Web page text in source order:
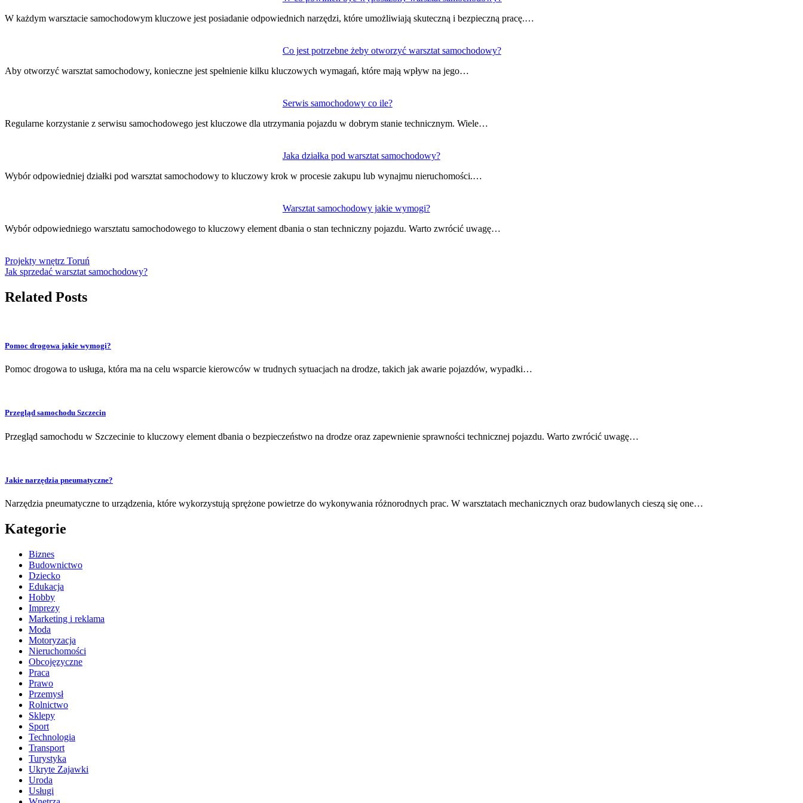
W każdym warsztacie samochodowym kluczowe jest posiadanie odpowiednich narzędzi, które umożliwiają skuteczną i bezpieczną pracę.…
Co jest potrzebne żeby otworzyć warsztat samochodowy?
Aby otworzyć warsztat samochodowy, konieczne jest spełnienie kilku kluczowych wymagań, które mają wpływ na jego…
Serwis samochodowy co ile?
Regularne korzystanie z serwisu samochodowego jest kluczowe dla utrzymania pojazdu w dobrym stanie technicznym. Wiele…
Jaka działka pod warsztat samochodowy?
Wybór odpowiedniej działki pod warsztat samochodowy to kluczowy krok w procesie zakupu lub wynajmu nieruchomości.…
Warsztat samochodowy jakie wymogi?
Wybór odpowiedniego warsztatu samochodowego to kluczowy element dbania o stan techniczny pojazdu. Warto zwrócić uwagę…
wpisu
Projekty wnętrz Toruń
Jak sprzedać warsztat samochodowy?
Related Posts
Pomoc drogowa jakie wymogi?
Pomoc drogowa to usługa, która ma na celu wsparcie kierowców w trudnych sytuacjach na drodze, takich jak awarie pojazdów, wypadki…
Przegląd samochodu Szczecin
Przegląd samochodu w Szczecinie to kluczowy element dbania o bezpieczeństwo na drodze oraz zapewnienie sprawności technicznej pojazdu. Warto zwrócić uwagę…
Jakie narzędzia pneumatyczne?
Narzędzia pneumatyczne to urządzenia, które wykorzystują sprężone powietrze do wykonywania różnorodnych prac. W warsztatach mechanicznych oraz budowlanych cieszą się one…
Kategorie
Biznes
Budownictwo
Dziecko
Edukacja
Hobby
Imprezy
Marketing i reklama
Moda
Motoryzacja
Nieruchomości
Obcojęzyczne
Praca
Prawo
Przemysł
Rolnictwo
Sklepy
Sport
Technologia
Transport
Turystyka
Ukryte Zajawki
Uroda
Usługi